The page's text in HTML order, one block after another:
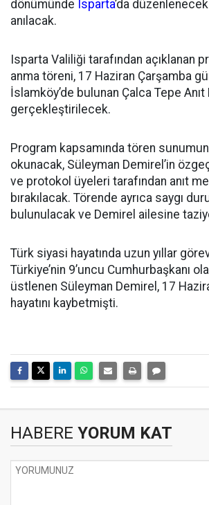
dönümünde Isparta’da
anılacak.
Isparta Valiliği tarafından açıklanan
anma töreni, 17 Haziran Çarşamba
İslamköy’de bulunan Çalca Tepe Anıt
gerçekleştirilecek.
Program kapsamında tören
okunacak, Süleyman Demirel’in
ve protokol üyeleri tarafından anıt
bırakılacak. Törende ayrıca saygı
bulunulacak ve Demirel ailesine
Türk siyasi hayatında uzun yıllar
Türkiye’nin 9’uncu Cumhurbaşkanı
üstlenen Süleyman Demirel, 17
hayatını kaybetmişti.
HABERE YORUM KAT